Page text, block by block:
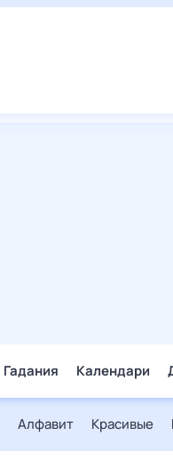
Гадания Календари
Алфавит Красивые